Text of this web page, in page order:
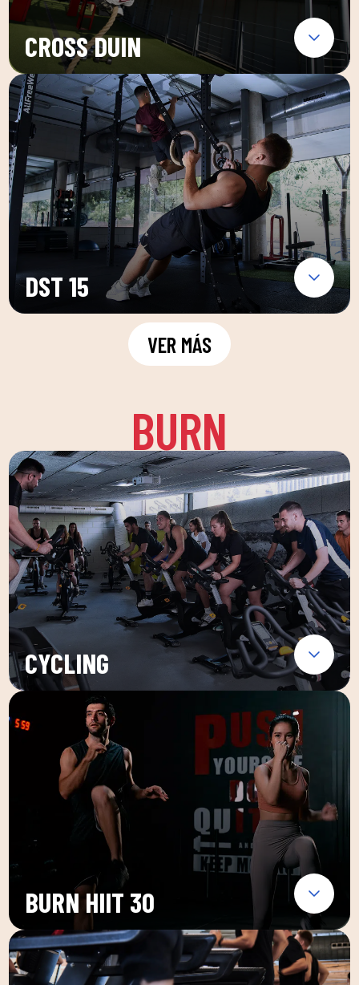
CROSS DUIN
DST 15
VER MÁS
BURN
CYCLING
BURN HIIT 30